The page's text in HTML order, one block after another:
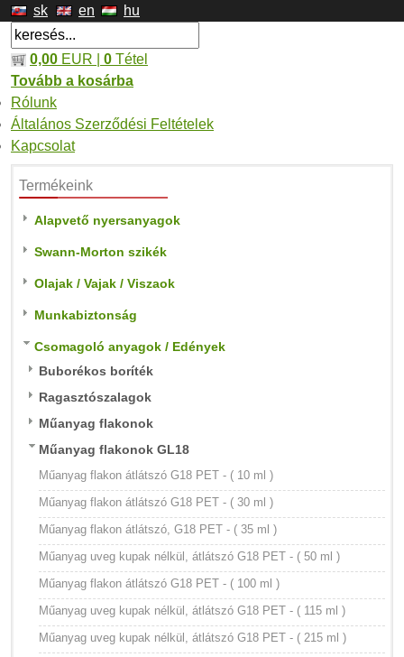
sk en hu
0,00 EUR | 0 Tétel
Tovább a kosárba
Rólunk
Általános Szerződési Feltételek
Kapcsolat
Termékeink
Alapvető nyersanyagok
Swann-Morton szikék
Olajak / Vajak / Viszaok
Munkabiztonság
Csomagoló anyagok / Edények
Buborékos boríték
Ragasztószalagok
Műanyag flakonok
Műanyag flakonok GL18
Műanyag flakon átlátszó G18 PET - ( 10 ml )
Műanyag flakon átlátszó G18 PET - ( 30 ml )
Műanyag flakon átlátszó, G18 PET - ( 35 ml )
Műanyag uveg kupak nélkül, átlátszó G18 PET - ( 50 ml )
Műanyag flakon átlátszó G18 PET - ( 100 ml )
Műanyag uveg kupak nélkül, átlátszó G18 PET - ( 115 ml )
Műanyag uveg kupak nélkül, átlátszó G18 PET - ( 215 ml )